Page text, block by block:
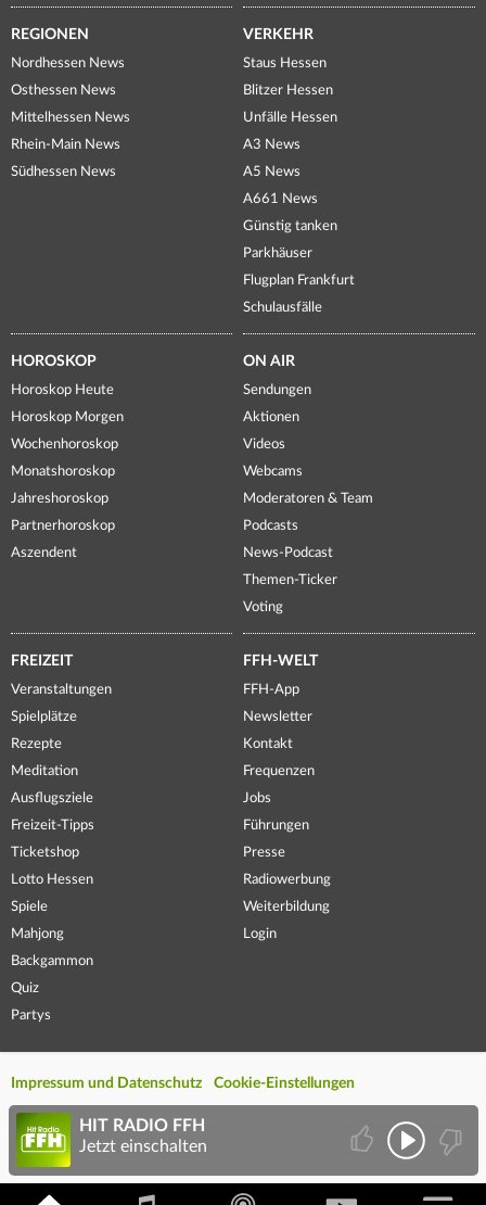
REGIONEN
Nordhessen News
Osthessen News
Mittelhessen News
Rhein-Main News
Südhessen News
VERKEHR
Staus Hessen
Blitzer Hessen
Unfälle Hessen
A3 News
A5 News
A661 News
Günstig tanken
Parkhäuser
Flugplan Frankfurt
Schulausfälle
HOROSKOP
Horoskop Heute
Horoskop Morgen
Wochenhoroskop
Monatshoroskop
Jahreshoroskop
Partnerhoroskop
Aszendent
ON AIR
Sendungen
Aktionen
Videos
Webcams
Moderatoren & Team
Podcasts
News-Podcast
Themen-Ticker
Voting
FREIZEIT
Veranstaltungen
Spielplätze
Rezepte
Meditation
Ausflugsziele
Freizeit-Tipps
Ticketshop
Lotto Hessen
Spiele
Mahjong
Backgammon
Quiz
Partys
FFH-WELT
FFH-App
Newsletter
Kontakt
Frequenzen
Jobs
Führungen
Presse
Radiowerbung
Weiterbildung
Login
Impressum und Datenschutz Cookie-Einstellungen
HIT RADIO FFH
Jetzt einschalten